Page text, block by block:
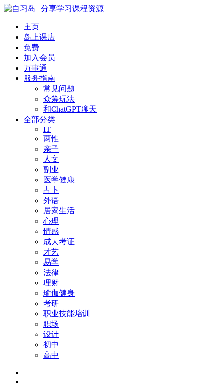
主页
岛上课店
免费
加入会员
万事通
服务指南
常见问题
众筹玩法
和ChatGPT聊天
全部分类
IT
两性
亲子
人文
副业
医学健康
占卜
外语
居家生活
心理
情感
成人考证
才艺
易学
法律
理财
瑜伽健身
考研
职业技能培训
职场
设计
初中
高中